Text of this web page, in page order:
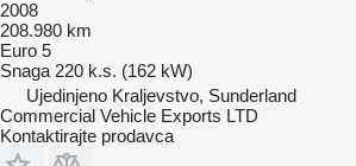
2008
208.980 km
Euro 5
Snaga 220 k.s. (162 kW)
Ujedinjeno Kraljevstvo, Sunderland
Commercial Vehicle Exports LTD
Kontaktirajte prodavca